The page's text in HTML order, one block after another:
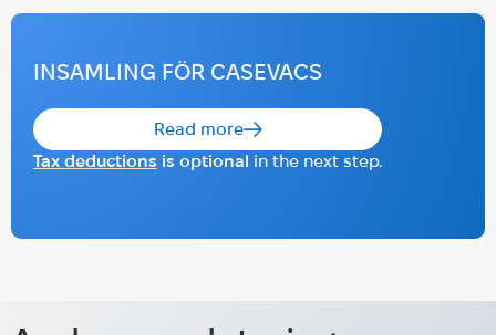
INSAMLING FÖR CASEVACS
Read more
Tax deductions is optional in the next step.
Sommarläger 2025 i Göteborg